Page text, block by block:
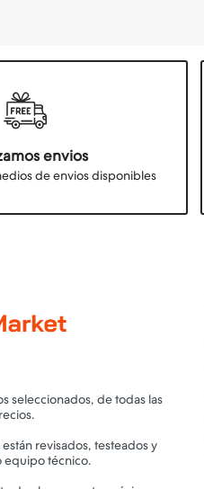
envios
de envios disponibles
seleccionados, de todas las
revisados, testeados y
equipo técnico.